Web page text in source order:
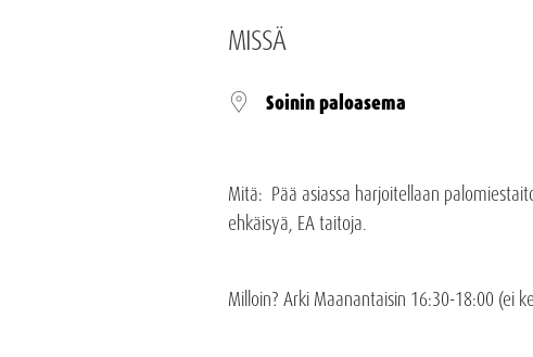
MISSÄ
Soinin paloasema
Mitä: Pää asiassa harjoitellaan
ehkäisyä, EA taitoja.
Milloin? Arki Maanantaisin 16:30-18:00 (ei